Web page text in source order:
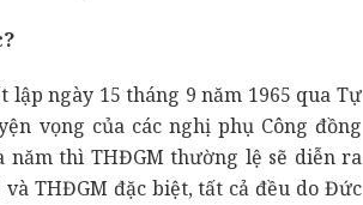
ngày 15 tháng 9 năm 1965 qua Tự
vọng của các nghị phụ Công đồng
năm thì THĐGM thường lệ sẽ diễn ra
THĐGM đặc biệt, tất cả đều do Đức